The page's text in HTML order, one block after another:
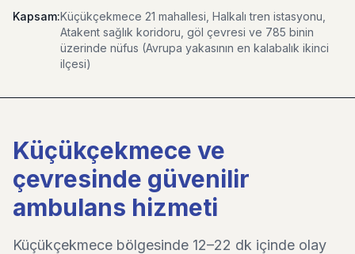
Kapsam:Küçükçekmece 21 mahallesi, Halkalı tren istasyonu,
Atakent sağlık koridoru, göl çevresi ve 785 binin
üzerinde nüfus (Avrupa yakasının en kalabalık ikinci
ilçesi)
Küçükçekmece ve
çevresinde güvenilir
ambulans hizmeti
Küçükçekmece bölgesinde 12–22 dk içinde olay